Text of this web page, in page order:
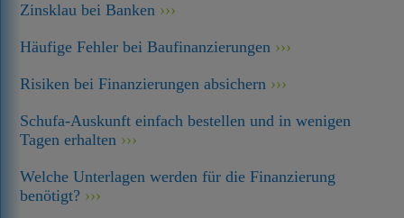
Zinsklau bei Banken
Häufige Fehler bei Baufinanzierungen
Risiken bei Finanzierungen absichern
Schufa-Auskunft einfach bestellen und in wenigen
Tagen erhalten
Welche Unterlagen werden für die Finanzierung
benötigt?